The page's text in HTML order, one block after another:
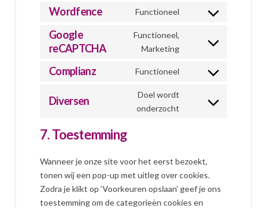
Wordfence Functioneel
Consent
service
Google
reCAPTCHA
Functioneel,
Marketing
Consent
service
recaptcha
Complianz Functioneel
Consent
service
Diversen
Doel wordt
onderzocht
Consent
7. Toestemming
Wanneer je onze site voor het eerst bezoekt,
tonen wij een pop-up met uitleg over cookies.
Zodra je klikt op ‘Voorkeuren opslaan’ geef je ons
toestemming om de categorieën cookies en